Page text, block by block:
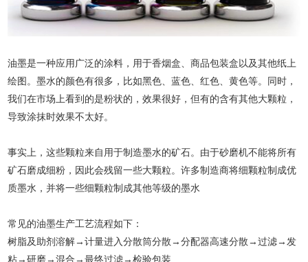
油墨是一种应用广泛的涂料，用于香烟盒、商品包装盒以及其他纸上
绘图。墨水的颜色有很多，比如黑色、蓝色、红色、黄色等。同时，
我们在市场上看到的是粉状的，效果很好，但有的含有其他大颗粒，
导致涂抹时效果不太好。
事实上，这些颗粒来自用于制造墨水的矿石。由于砂磨机不能将所有
矿石磨成细粉，因此会残留一些大颗粒。许多制造商将细颗粒制成优
质墨水，并将一些细颗粒制成其他等级的墨水
常见的油墨生产工艺流程如下：
树脂及助剂溶解→计量进入分散筒分散→分配器高速分散→过滤→发
粘→研磨→混合→最终过滤→检验包装